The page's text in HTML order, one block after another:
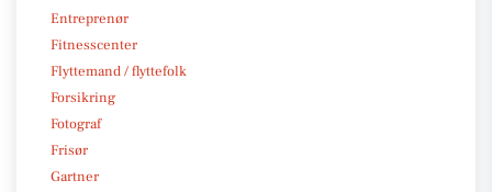
Entreprenør
Fitnesscenter
Flyttemand / flyttefolk
Forsikring
Fotograf
Frisør
Gartner